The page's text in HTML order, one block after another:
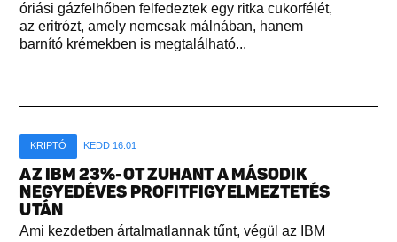
óriási gázfelhőben felfedeztek egy ritka cukorfélét,
az eritrózt, amely nemcsak málnában, hanem
barnító krémekben is megtalálható...
KRIPTÓ KEDD 16:01
AZ IBM 23%-OT ZUHANT A MÁSODIK
NEGYEDÉVES PROFITFIGYELMEZTETÉS
UTÁN
Ami kezdetben ártalmatlannak tűnt, végül az IBM